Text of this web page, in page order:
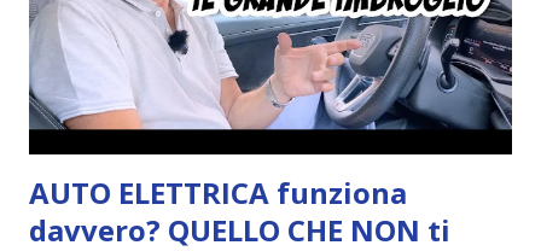
AUTO ELETTRICA funziona
davvero? QUELLO CHE NON ti